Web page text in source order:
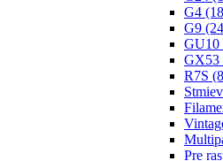
G4
G9
GU10
GX53
R7S
Pre